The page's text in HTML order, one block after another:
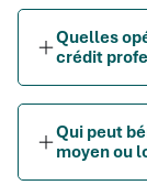
Quelles
crédit
Qui peut
moyen ou